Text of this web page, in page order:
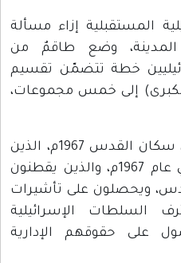
المستقبلية إزاء مسألة
المدينة، وضع طاقمٌ من
خطة تتضمّن تقسيم
إلى خمس مجموعات،
تشمل سكان القدس 1967م، الذين
شملهم الإحصاء الإسرائيلي عام 1967م، والذين يقطنون
ويحصلون على تأشيرات
السلطات الإسرائيلية
على حقوقهم الإدارية